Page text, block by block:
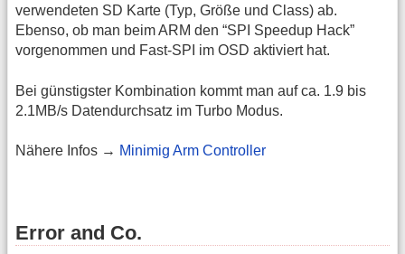
verwendeten SD Karte (Typ, Größe und Class) ab.
Ebenso, ob man beim ARM den “SPI Speedup Hack”
vorgenommen und Fast-SPI im OSD aktiviert hat.
Bei günstigster Kombination kommt man auf ca. 1.9 bis
2.1MB/s Datendurchsatz im Turbo Modus.
Nähere Infos → Minimig Arm Controller
Error and Co.